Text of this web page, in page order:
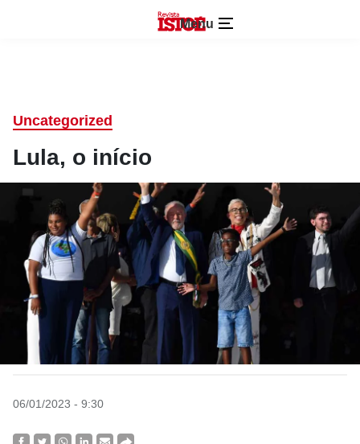
Menu
Uncategorized
Lula, o início
06/01/2023 - 9:30